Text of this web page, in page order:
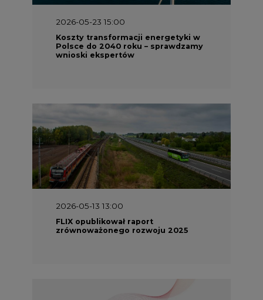
2026-05-23 15:00
Koszty transformacji energetyki w
Polsce do 2040 roku – sprawdzamy
wnioski ekspertów
2026-05-13 13:00
FLIX opublikował raport
zrównoważonego rozwoju 2025